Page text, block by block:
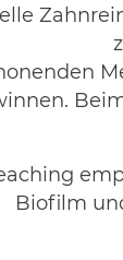
Biofilm